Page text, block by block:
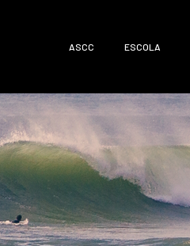
ASCC ESCOLA